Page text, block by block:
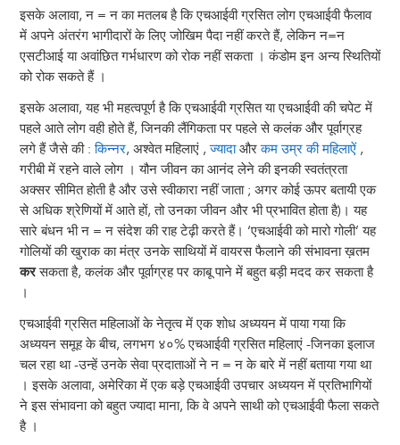
इसके अलावा, न = न का मतलब है कि एचआईवी ग्रसित लोग एचआईवी फैलाव
में अपने अंतरंग भागीदारों के लिए जोखिम पैदा नहीं करते हैं, लेकिन न=न
एसटीआई या अवांछित गर्भधारण को रोक नहीं सकता । कंडोम इन अन्य स्थितियों
को रोक सकते हैं ।
इसके अलावा, यह भी महत्वपूर्ण है कि एचआईवी ग्रसित या एचआईवी की चपेट में
पहले आते लोग वही होते हैं, जिनकी लैंगिकता पर पहले से कलंक और पूर्वाग्रह
लगे हैं जैसे की :किन्नर, अश्वेत महिलाएं ,ज्यादाऔरकम उम्र की महिलाऐं,
गरीबी में रहने वाले लोग । यौन जीवन का आनंद लेने की इनकी स्वतंत्रता
अक्सर सीमित होती है और उसे स्वीकारा नहीं जाता ; अगर कोई ऊपर बतायी एक
से अधिक श्रेणियों में आते हों, तो उनका जीवन और भी प्रभावित होता है)। यह
सारे बंधन भी न = न संदेश की राह टेढ़ी करते हैं। ‘एचआईवी को मारो गोली’ यह
गोलियों की खुराक का मंत्र उनके साथियों में वायरस फैलाने की संभावना ख़तम
करसकता है, कलंक और पूर्वाग्रह पर काबू पाने में बहुत बड़ी मदद कर सकता है
।
एचआईवी ग्रसित महिलाओं के नेतृत्व में एक शोध अध्ययन में पाया गया कि
अध्ययन समूह के बीच, लगभग ४०% एचआईवी ग्रसित महिलाएं -जिनका इलाज
चल रहा था -उन्हें उनके सेवा प्रदाताओं ने न = न के बारे में नहीं बताया गया था
। इसके अलावा, अमेरिका में एक बड़े एचआईवी उपचार अध्ययन में प्रतिभागियों
ने इस संभावना को बहुत ज्यादा माना, कि वे अपने साथी को एचआईवी फैला सकते
है ।